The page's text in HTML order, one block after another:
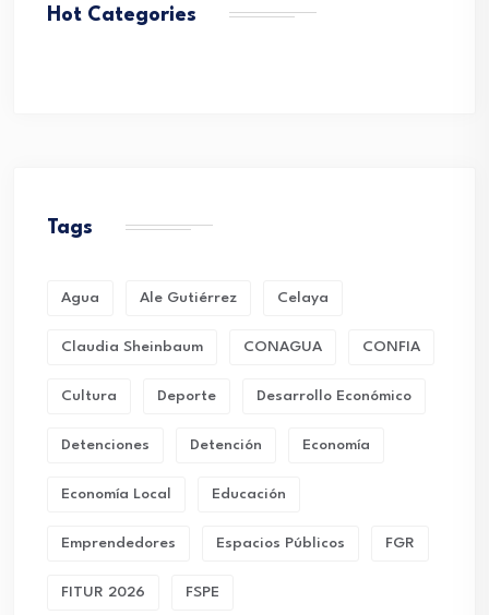
Hot Categories
Tags
Agua Ale Gutiérrez Celaya
Claudia Sheinbaum CONAGUA CONFIA
Cultura Deporte Desarrollo Económico
Detenciones Detención Economía
Economía Local Educación
Emprendedores Espacios Públicos FGR
FITUR 2026 FSPE